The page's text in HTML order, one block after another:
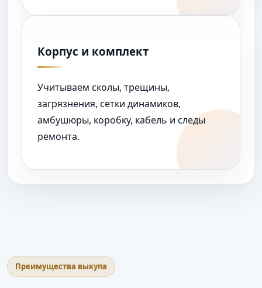
Корпус и комплект
Учитываем сколы, трещины,
загрязнения, сетки динамиков,
амбушюры, коробку, кабель и следы
ремонта.
Преимущества выкупа